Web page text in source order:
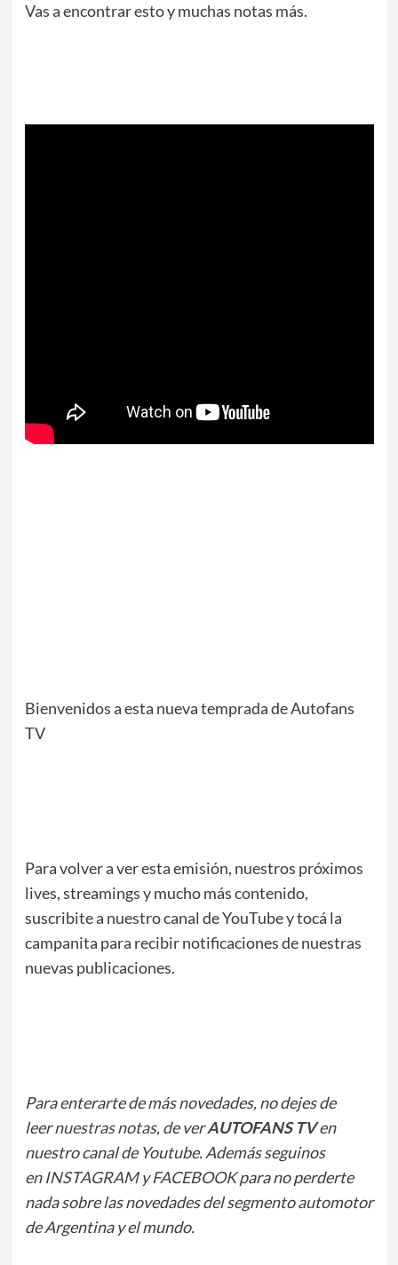
Vas a encontrar esto y muchas notas más.
Bienvenidos a esta nueva temprada de Autofans
TV
Para volver a ver esta emisión, nuestros próximos
lives, streamings y mucho más contenido,
suscribite a nuestro canal de YouTube y tocá la
campanita para recibir notificaciones de nuestras
nuevas publicaciones.
Para enterarte de más novedades, no dejes de
leernuestras notas, de verAUTOFANS TVen
nuestro canal de Youtube. Además seguinos
enINSTAGRAMyFACEBOOKpara no perderte
nada sobre las novedades del segmento automotor
de Argentina y el mundo.